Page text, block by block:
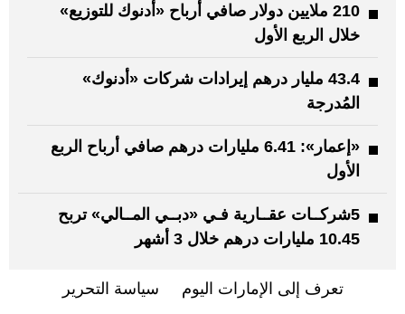
210 ملايين دولار صافي أرباح «أدنوك للتوزيع»
خلال الربع الأول
43.4 مليار درهم إيرادات شركات «أدنوك»
المُدرجة
«إعمار»: 6.41 مليارات درهم صافي أرباح الربع
الأول
5شركــات عقــارية فـي «دبــي المــالي» تربح
10.45 مليارات درهم خلال 3 أشهر
تعرف إلى الإمارات اليوم سياسة التحرير